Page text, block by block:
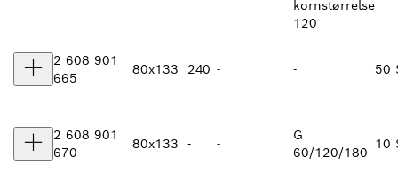
kornstørrelse
120
2 608 901
665
80x133 240 - - 50
2 608 901
670
80x133 - -
G
60/120/180
10